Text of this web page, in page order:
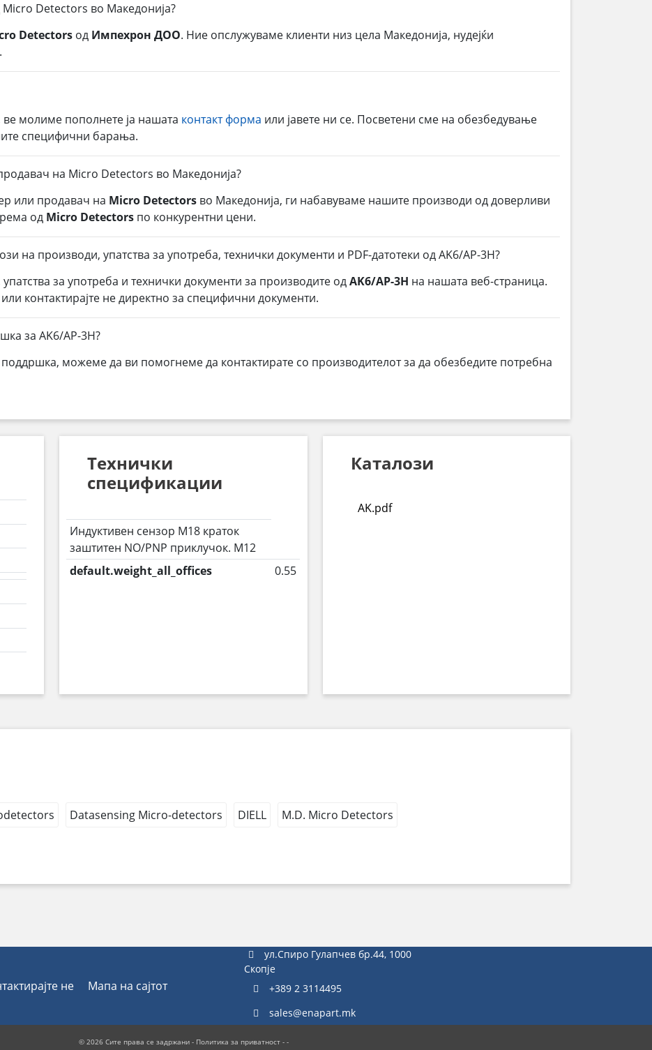
Detectors во Македонија?
Detectors од Импехрон ДОО. Ние опслужуваме клиенти низ цела Македонија, нудејќи
молиме пополнете ја нашата контакт форма или јавете ни се. Посветени сме на обезбедување
специфични барања.
на Micro Detectors во Македонија?
или продавач на Micro Detectors во Македонија, ги набавуваме нашите производи од доверливи
од Micro Detectors по конкурентни цени.
на производи, упатства за употреба, технички документи и PDF-датотеки од AK6/AP-3H?
за употреба и технички документи за производите одAK6/AP-3H на нашата веб-страница.
контактирајте не директно за специфични документи.
за AK6/AP-3H?
можеме да ви помогнеме да контактирате со производителот за да обезбедите потребна
Технички
спецификации
Индуктивен сензор M18 краток
заштитен NO/PNP приклучок. М12
default.weight_all_offices
0.55
Каталози
AK.pdf
Datasensing Micro-detectors DIELL M.D. Micro Detectors
не Мапа на сајтот
ул.Спиро Гулапчев бр.44, 1000
Скопје
+389 2 3114495
sales@enapart.mk
© 2026 Сите права се задржани - Политика за приватност- -